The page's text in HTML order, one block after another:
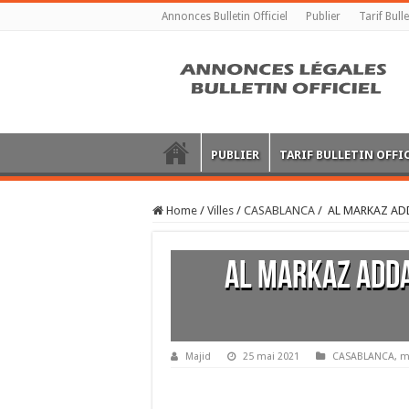
Annonces Bulletin Officiel Publier Tarif
PUBLIER TARIF BULLETIN
Home / Villes / CASABLANCA / AL MARKAZ
AL MARKAZ
Majid 25 mai 2021 CASABLANCA,